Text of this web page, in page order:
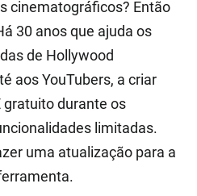
cinematográficos? Então
30 anos que ajuda os
de Hollywood
aos YouTubers, a criar
gratuito durante os
limitadas.
uma atualização para a